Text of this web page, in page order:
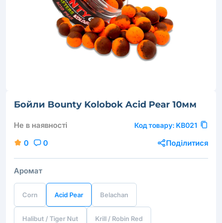
Бойли Bounty Kolobok Acid Pear 10мм
Не в наявності Код товару: KB021
0 0 Поділитися
Аромат
Corn Acid Pear Belachan
Halibut / Tiger Nut Krill / Robin Red